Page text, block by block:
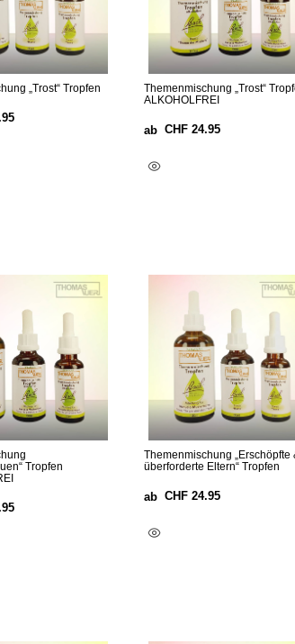
„Trost“ Tropfen
Themenmischung „Trost“
ALKOHOLFREI
ab CHF 24.95
Tropfen
Themenmischung „Erschöpfte
überforderte Eltern“ Tropfen
ab CHF 24.95